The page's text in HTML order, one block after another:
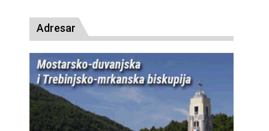
Adresar